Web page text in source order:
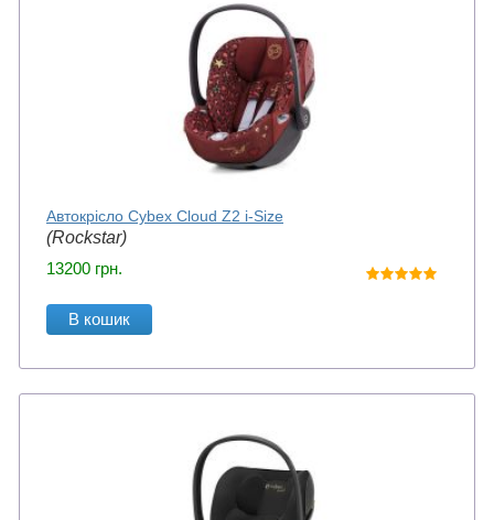
Автокрісло Cybex Cloud Z2 i-Size
(Rockstar)
13200 грн.
В кошик